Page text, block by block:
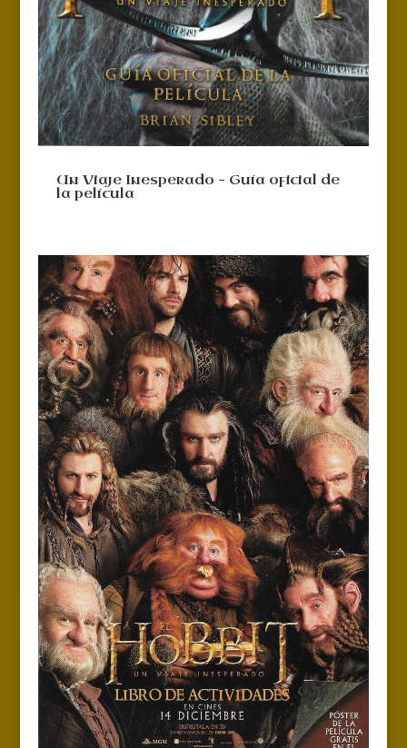
Un Viaje Inesperado – Guía oficial de
la película